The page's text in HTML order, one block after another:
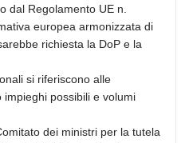
dal Regolamento UE n.
europea armonizzata di
richiesta la DoP e la
si riferiscono alle
possibili e volumi
dei ministri per la tutela